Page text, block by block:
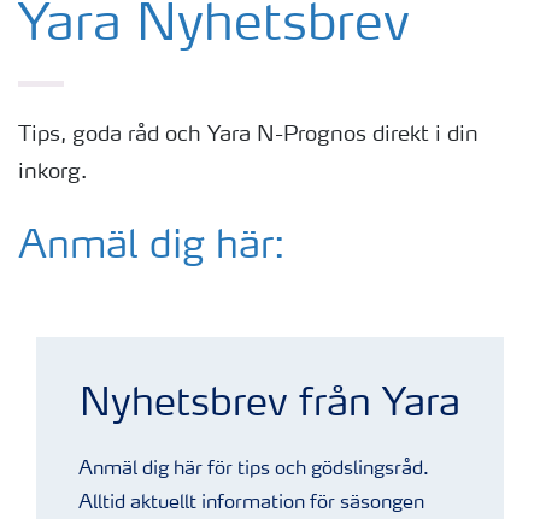
Yara Nyhetsbrev
Tips, goda råd och Yara N-Prognos direkt i din
inkorg.
Anmäl dig här:
Fält på vårenNyhetsbrev från Yara
Anmäl dig här för tips och gödslingsråd.
Alltid aktuellt information för säsongen